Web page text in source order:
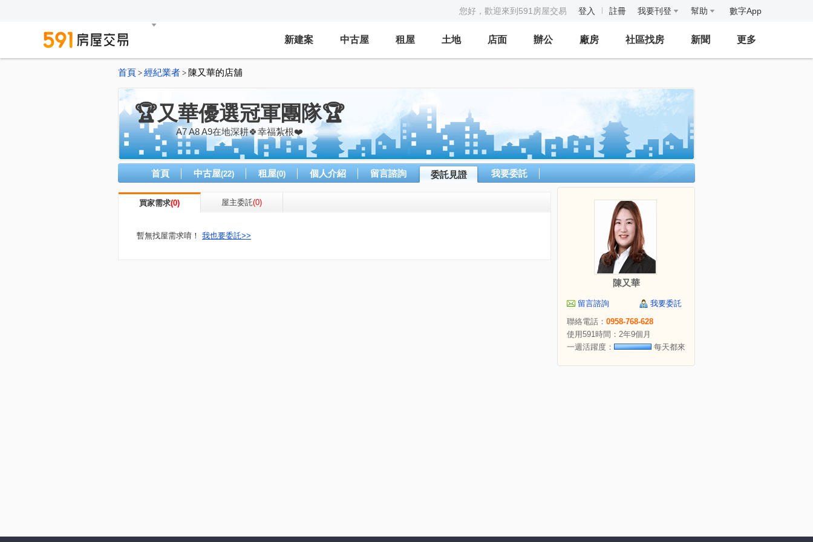
您好，歡迎來到591房屋交易 登入 註冊 我要刊登 幫助 數字App
新建案 中古屋 租屋 土地 店面 辦公 廠房 社區找房 新聞 更多
首頁 > 經紀業者 > 陳又華的店舖
🏆又華優選冠軍團隊🏆
A7 A8 A9在地深耕🍀幸福紮根❤️
首頁 中古屋(22) 租屋(0) 個人介紹 留言諮詢 委託見證 我要委託
買家需求(0) 屋主委託(0)
暫無找屋需求唷！ 我也要委託>>
陳又華
留言諮詢
我要委託
聯絡電話： 0958-768-628
使用591時間：2年9個月
一週活躍度：
每天都來